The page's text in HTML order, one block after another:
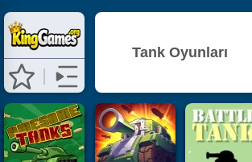
Tank Oyunları